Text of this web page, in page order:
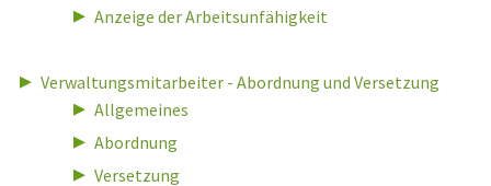
Anzeige der Arbeitsunfähigkeit
Verwaltungsmitarbeiter - Abordnung und Versetzung
Allgemeines
Abordnung
Versetzung